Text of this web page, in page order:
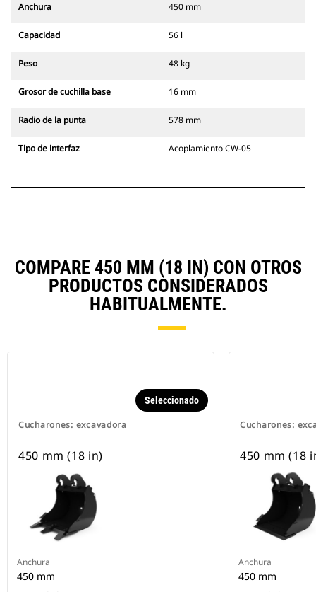
Anchura 450 mm
Capacidad 56 l
Peso 48 kg
Grosor de cuchilla base 16 mm
Radio de la punta 578 mm
Tipo de interfaz Acoplamiento CW-05
COMPARE 450 MM (18 IN) CON OTROS
PRODUCTOS CONSIDERADOS
HABITUALMENTE.
Cucharones: excavadora
Seleccionado
450 mm (18 in)
Anchura
450 mm
Cucharones:
450 mm (18
Anchura
450 mm